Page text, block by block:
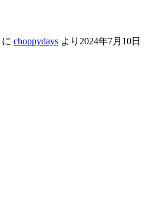
に choppydays より 2024年7月10日